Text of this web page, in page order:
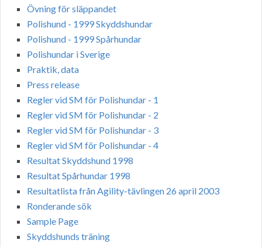
Övning för släppandet
Polishund - 1999 Skyddshundar
Polishund - 1999 Spårhundar
Polishundar i Sverige
Praktik, data
Press release
Regler vid SM för Polishundar - 1
Regler vid SM för Polishundar - 2
Regler vid SM för Polishundar - 3
Regler vid SM för Polishundar - 4
Resultat Skyddshund 1998
Resultat Spårhundar 1998
Resultatlista från Agility-tävlingen 26 april 2003
Ronderande sök
Sample Page
Skyddshunds träning